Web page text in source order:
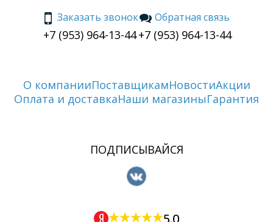
Заказать звонок
+7 (953) 964-13-44
Обратная связь
+7 (953) 964-13-44
О компанииПоставщикамНовостиАкции
Оплата и доставкаНаши магазиныГарантия
ПОДПИСЫВАЙСЯ
5.0